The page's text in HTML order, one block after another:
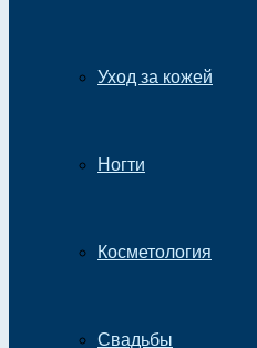
Уход за кожей
Ногти
Косметология
Свадьбы